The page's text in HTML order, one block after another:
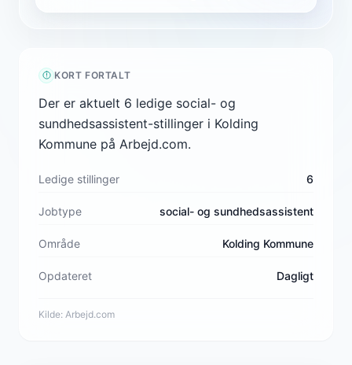
KORT FORTALT
Der er aktuelt 6 ledige social- og
sundhedsassistent-stillinger i Kolding
Kommune på Arbejd.com.
Ledige stillinger 6
Jobtype social- og sundhedsassistent
Område Kolding Kommune
Opdateret Dagligt
Kilde: Arbejd.com